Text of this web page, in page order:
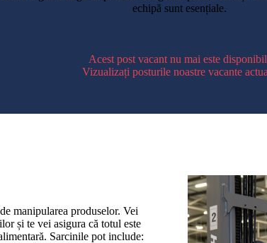
echipă sunt esențiale.
Acest post vacant nu mai este
Vizualizați posturile noastre vacante
manipularea produselor. Vei
și te vei asigura că totul este
Sarcinile pot include: